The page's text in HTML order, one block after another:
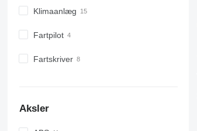
Klimaanlæg
Fartpilot
Fartskriver
Aksler